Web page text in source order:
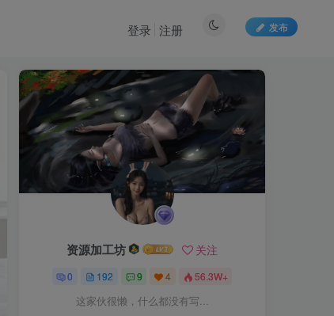
发布
登录 注册
资源加工坊 关注
0 192 9 4 56.3W+
这家伙很懒，什么都没有写...